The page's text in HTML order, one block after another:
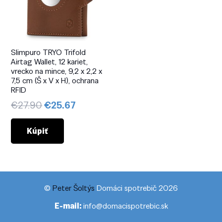
Slimpuro TRYO Trifold
Airtag Wallet, 12 kariet,
vrecko na mince, 9,2 x 2,2 x
7,5 cm (Š x V x H), ochrana
RFID
€27.90Pôvodná
cena
bola:
€27.90.
€25.67
Kúpiť
© Peter Šoltýs Domáci spotrebič 2026
E-mail:info@domacispotrebic.sk